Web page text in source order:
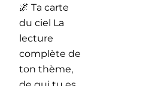
🌌 Ta carte
du ciel La
lecture
complète de
ton thème,